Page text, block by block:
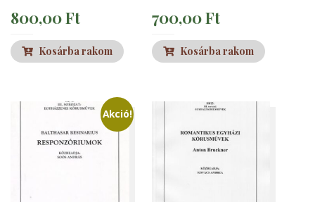
800,00Ft
Kosárba rakom
700,00Ft
Kosárba rakom
Akció!